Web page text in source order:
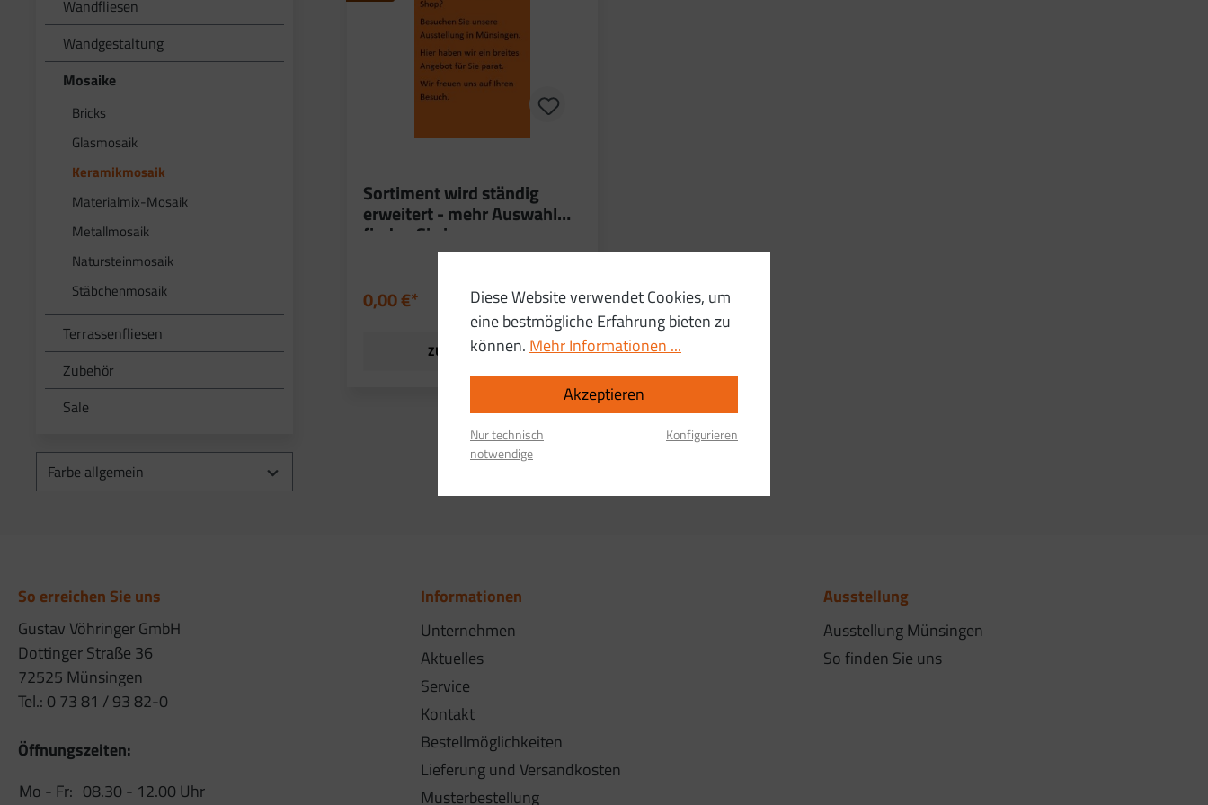
Wandfliesen
Wandgestaltung
Mosaike
Bricks
Glasmosaik
Keramikmosaik
Materialmix-Mosaik
Metallmosaik
Natursteinmosaik
Stäbchenmosaik
Terrassenfliesen
Zubehör
Sale
Farbe allgemein
Sortiment wird ständig
erweitert - mehr Auswahl
finden Sie in unserer
Ausstellung
0,00 €*
ZUM PRODUKT
So erreichen Sie uns
Gustav Vöhringer GmbH
Dottinger Straße 36
72525 Münsingen
Tel.: 0 73 81 / 93 82-0
Öffnungszeiten:
Mo - Fr: 08.30 - 12.00 Uhr
Informationen
Unternehmen
Aktuelles
Service
Kontakt
Bestellmöglichkeiten
Lieferung und Versandkosten
Musterbestellung
Ausstellung
Ausstellung Münsingen
So finden Sie uns
Diese Website verwendet Cookies, um
eine bestmögliche Erfahrung bieten zu
können. Mehr Informationen ...
Akzeptieren
Nur technisch
notwendige
Konfigurieren